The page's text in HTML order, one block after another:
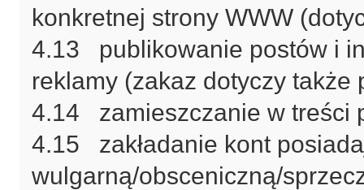
konkretnej strony WWW
4.13 publikowanie postów i
reklamy (zakaz dotyczy także
4.14 zamieszczanie w treści
4.15 zakładanie kont
wulgarną/obsceniczną/